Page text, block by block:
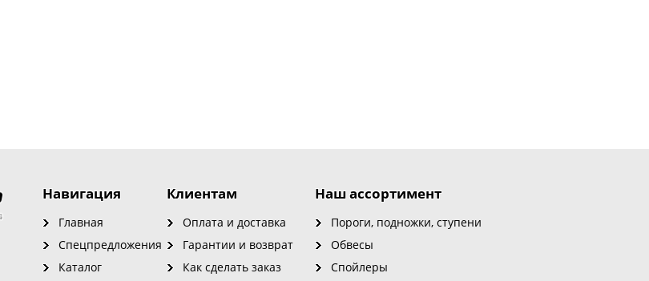
Наш ассортимент
Пороги, подножки, ступени
Обвесы
Спойлеры
Навигация
Главная
Спецпредложения
Каталог
Клиентам
Оплата и доставка
Гарантии и возврат
Как сделать заказ